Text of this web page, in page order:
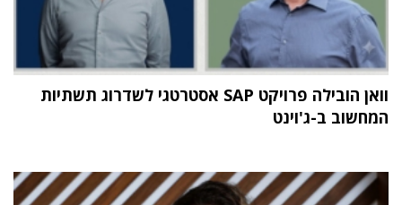
וואן הובילה פרויקט SAP אסטרטגי לשדרוג תשתיות
המחשוב ב-ג'וינט